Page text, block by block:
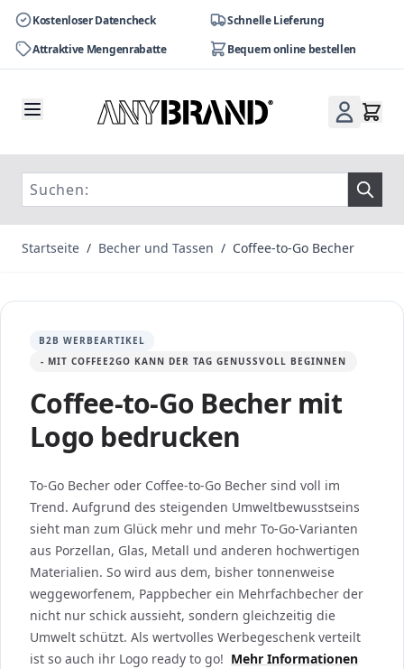
Kostenloser Datencheck
Schnelle Lieferung
Attraktive Mengenrabatte
Bequem online bestellen
Startseite / Becher und Tassen / Coffee-to-Go Becher
B2B WERBEARTIKEL
- MIT COFFEE2GO KANN DER TAG GENUSSVOLL BEGINNEN
Coffee-to-Go Becher mit
Logo bedrucken
To-Go Becher oder Coffee-to-Go Becher sind voll im
Trend. Aufgrund des steigenden Umweltbewusstseins
sieht man zum Glück mehr und mehr To-Go-Varianten
aus Porzellan, Glas, Metall und anderen hochwertigen
Materialien. So wird aus dem, bisher tonnenweise
weggeworfenem, Pappbecher ein Mehrfachbecher der
nicht nur schick aussieht, sondern gleichzeitig die
Umwelt schützt. Als wertvolles Werbegeschenk verteilt
ist so auch ihr Logo ready to go! Mehr Informationen